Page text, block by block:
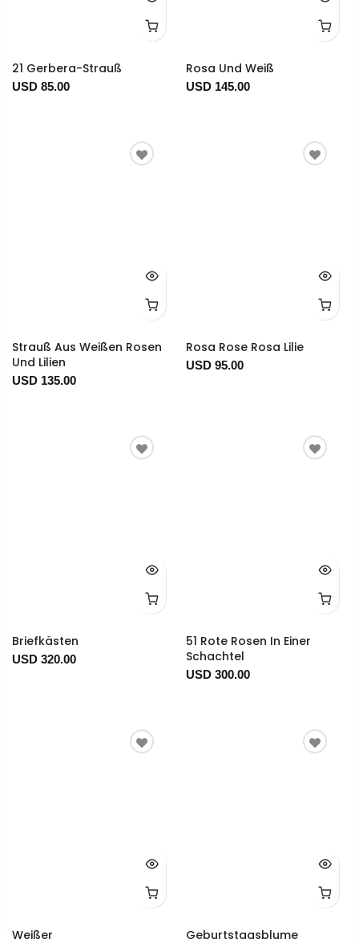
21 Gerbera-Strauß
USD 85.00
Rosa Und Weiß
USD 145.00
Strauß Aus Weißen Rosen
Und Lilien
USD 135.00
Rosa Rose Rosa Lilie
USD 95.00
Briefkästen
USD 320.00
51 Rote Rosen In Einer
Schachtel
USD 300.00
Weißer Geburtstagsblume